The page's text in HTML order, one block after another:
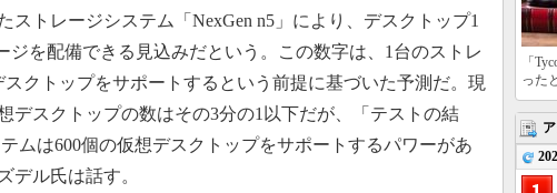
ストレージシステム「NexGen n5」により、デスクトップ1
ジを配備できる見込みだという。この数字は、1台のストレ
クトップをサポートするという前提に基づいた予測だ。現
デスクトップの数はその3分の1以下だが、「テストの結
ムは600個の仮想デスクトップをサポートするパワーがあ
デル氏は話す。
「
った